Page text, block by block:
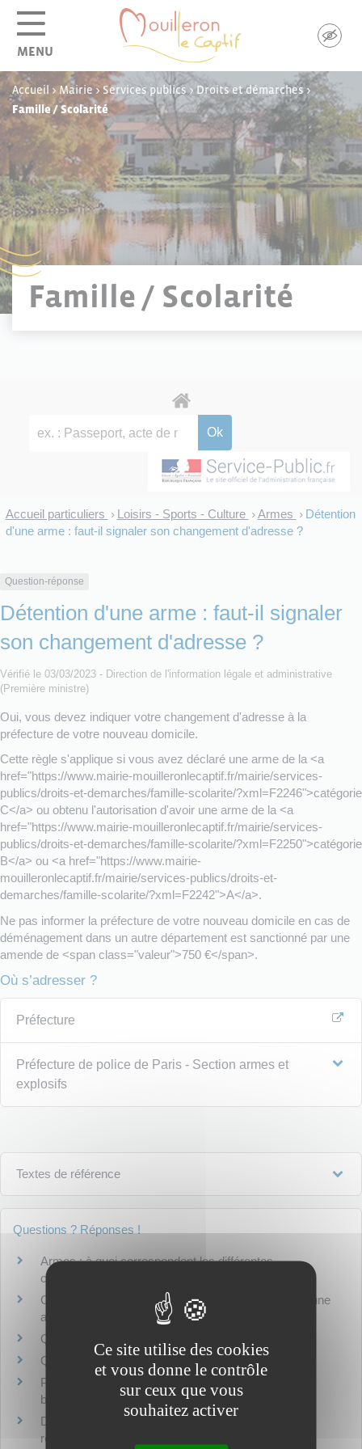
MENU
Accueil >Mairie> Services publics>Droits et démarches>
Famille / Scolarité
Famille / Scolarité
Accueil particuliers > Loisirs - Sports - Culture > Armes > Détention
d'une arme : faut-il signaler son changement d'adresse ?
Question-réponse
Détention d'une arme : faut-il signaler
son changement d'adresse ?
Vérifié le 03/03/2023 - Direction de l'information légale et administrative
(Première ministre)
Oui, vous devez indiquer votre changement d'adresse à la
préfecture de votre nouveau domicile.
Cette règle s'applique si vous avez déclaré une arme de la <a
href="https://www.mairie-mouilleronlecaptif.fr/mairie/services-
publics/droits-et-demarches/famille-scolarite/?xml=F2246">catégorie
C</a> ou obtenu l'autorisation d'avoir une arme de la <a
href="https://www.mairie-mouilleronlecaptif.fr/mairie/services-
publics/droits-et-demarches/famille-scolarite/?xml=F2250">catégorie
B</a> ou <a href="https://www.mairie-
mouilleronlecaptif.fr/mairie/services-publics/droits-et-
demarches/famille-scolarite/?xml=F2242">A</a>.
Ne pas informer la préfecture de votre nouveau domicile en cas de
déménagement dans un autre département est sanctionné par une
amende de <span class="valeur">750 €</span>.
Où s’adresser ?
Préfecture
Préfecture de police de Paris - Section armes et
explosifs
Textes de référence
Questions ? Réponses !
Armes : à quoi correspondent les différentes
catégories ?
Comment faire si vous trouvez ou si vous héritez d'une
arme ?
Que faire en cas de vol ou de perte d'une arme ?
Qui peut porter et transporter une arme ?
Peut-on porter une arme pour se défendre (couteau,
bombe lacrymogène...) ?
Détenir une arme pour le tir sportif : quelles sont les
règles ?
Panneau de gestion des cookies
Ce site utilise des cookies
et vous donne le contrôle
sur ceux que vous
souhaitez activer